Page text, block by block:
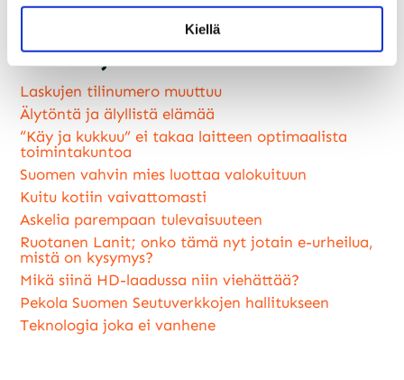
Kiellä
Luitko jo nämä?
Laskujen tilinumero muuttuu
Älytöntä ja älyllistä elämää
“Käy ja kukkuu” ei takaa laitteen optimaalista
toimintakuntoa
Suomen vahvin mies luottaa valokuituun
Kuitu kotiin vaivattomasti
Askelia parempaan tulevaisuuteen
Ruotanen Lanit; onko tämä nyt jotain e-urheilua,
mistä on kysymys?
Mikä siinä HD-laadussa niin viehättää?
Pekola Suomen Seutuverkkojen hallitukseen
Teknologia joka ei vanhene